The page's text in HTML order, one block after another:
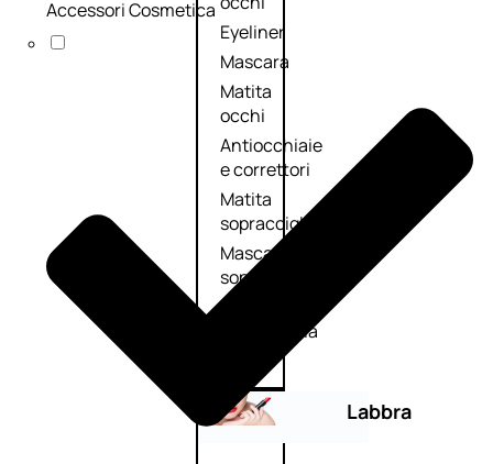
Eyeliner
Mascara
Matita
occhi
Antiocchiaie
e correttori
Matita
sopracciglia
Mascara
sopracciglia
Fissante
sopracciglia
Labbra
Accessori Cosmetica